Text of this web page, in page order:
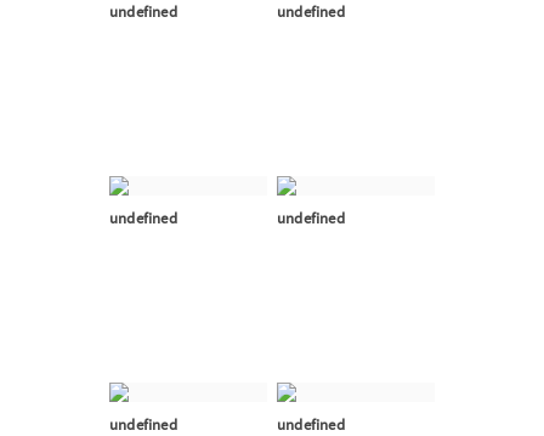
undefined undefined
undefined undefined
undefined undefined